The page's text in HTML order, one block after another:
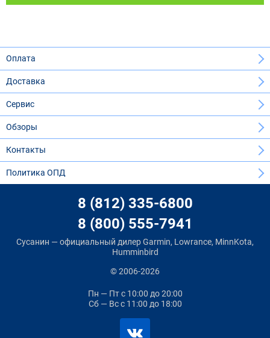
Оплата
Доставка
Сервис
Обзоры
Контакты
Политика ОПД
8 (812) 335-6800
8 (800) 555-7941
Сусанин — официальный дилер Garmin, Lowrance, MinnKota,
Humminbird
© 2006-2026
Пн — Птс 10:00 до 20:00
Сб — Всс 11:00 до 18:00